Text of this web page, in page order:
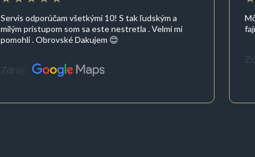
Servis odporúčam všetkými 10! S tak ľudským a
milým prístupom som sa este nestretla . Velmi mi
pomohli . Obrovské Dakujem 😊
Zdroj: